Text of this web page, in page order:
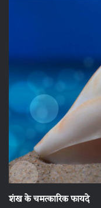
शंख के चमत्कारिक फायदे